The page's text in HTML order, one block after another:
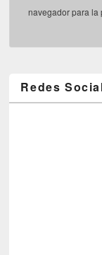
navegador para la
Redes